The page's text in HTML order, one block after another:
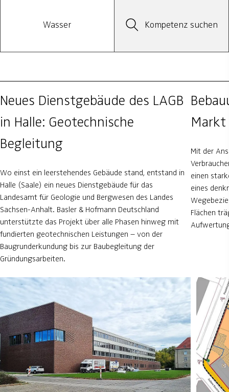
Wasser Kompetenz suchen
Neues Dienstgebäude des LAGB
in Halle: Geotechnische
Begleitung
Wo einst ein leerstehendes Gebäude stand, entstand in
Halle (Saale) ein neues Dienstgebäude für das
Landesamt für Geologie und Bergwesen des Landes
Sachsen-Anhalt. Basler & Hofmann Deutschland
unterstützte das Projekt über alle Phasen hinweg mit
fundierten geotechnischen Leistungen – von der
Baugrunderkundung bis zur Baubegleitung der
Gründungsarbeiten.
Mit der
einen
eines
Flächen